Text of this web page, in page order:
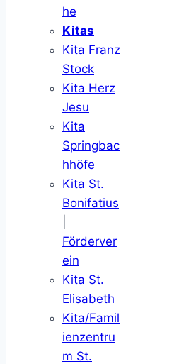
he
Kitas
Kita Franz
Stock
Kita Herz
Jesu
Kita
Springbac
hhöfe
Kita St.
Bonifatius
Förderver
ein
Kita St.
Elisabeth
Kita/Famil
ienzentru
m St.